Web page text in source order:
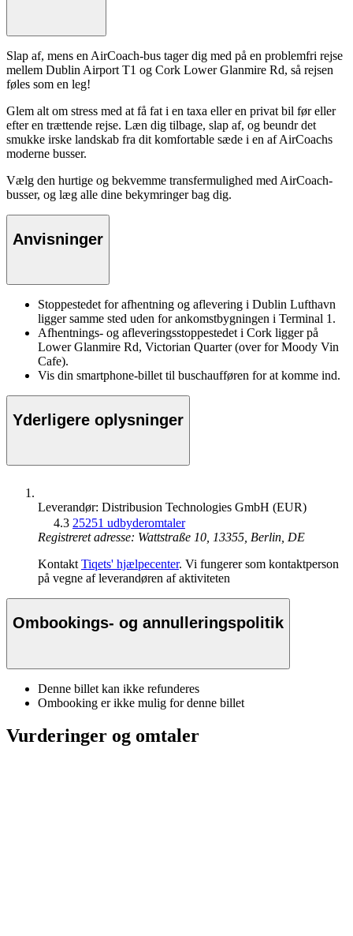
Slap af, mens en AirCoach-bus tager dig med på en problemfri rejse
mellem Dublin Airport T1 og Cork Lower Glanmire Rd, så rejsen
føles som en leg!
Glem alt om stress med at få fat i en taxa eller en privat bil før eller
efter en trættende rejse. Læn dig tilbage, slap af, og beundr det
smukke irske landskab fra dit komfortable sæde i en af AirCoachs
moderne busser.
Vælg den hurtige og bekvemme transfermulighed med AirCoach-
busser, og læg alle dine bekymringer bag dig.
Anvisninger
Stoppestedet for afhentning og aflevering i Dublin Lufthavn
ligger samme sted uden for ankomstbygningen i Terminal 1.
Afhentnings- og afleveringsstoppestedet i Cork ligger på
Lower Glanmire Rd, Victorian Quarter (over for Moody Vin
Cafe).
Vis din smartphone-billet til buschaufføren for at komme ind.
Yderligere oplysninger
Leverandør: Distribusion Technologies GmbH (EUR)
4.3 25251 udbyderomtaler
Registreret adresse: Wattstraße 10, 13355, Berlin, DE
Kontakt Tiqets' hjælpecenter. Vi fungerer som kontaktperson
på vegne af leverandøren af aktiviteten
Ombookings- og annulleringspolitik
Denne billet kan ikke refunderes
Ombooking er ikke mulig for denne billet
Vurderinger og omtaler